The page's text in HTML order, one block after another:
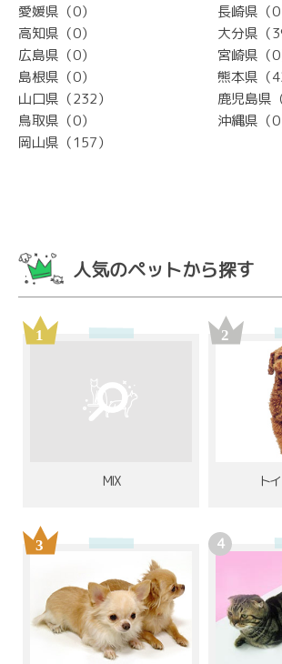
愛媛県（0）
高知県（0）
広島県（0）
島根県（0）
山口県（232）
鳥取県（0）
岡山県（157）
長崎県（0
大分県（
宮崎県（0
熊本県（
鹿児島県
沖縄県（0
人気のペットから探す
MIX ト